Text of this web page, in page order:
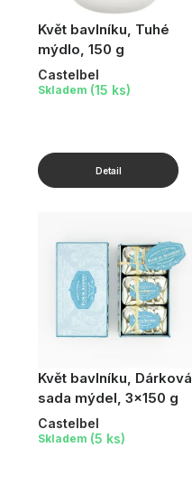
Květ bavlníku, Tuhé
mýdlo, 150 g
Castelbel
Skladem (15 ks)
Květ bavlníku, Dárková
sada mýdel, 3x150 g
Castelbel
Skladem (5 ks)